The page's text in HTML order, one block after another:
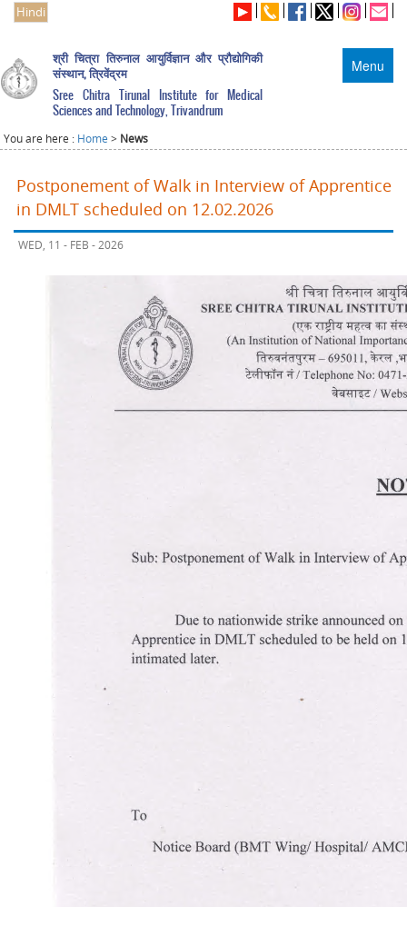
Hindi
Menu
श्री चित्रा तिरुनाल आयुर्विज्ञान और प्रौद्योगिकी
संस्थान, त्रिवेंद्रम
Sree Chitra Tirunal Institute for Medical
Sciences and Technology, Trivandrum
You are here : Home > News
Postponement of Walk in Interview of Apprentice
in DMLT scheduled on 12.02.2026
WED, 11 - FEB - 2026